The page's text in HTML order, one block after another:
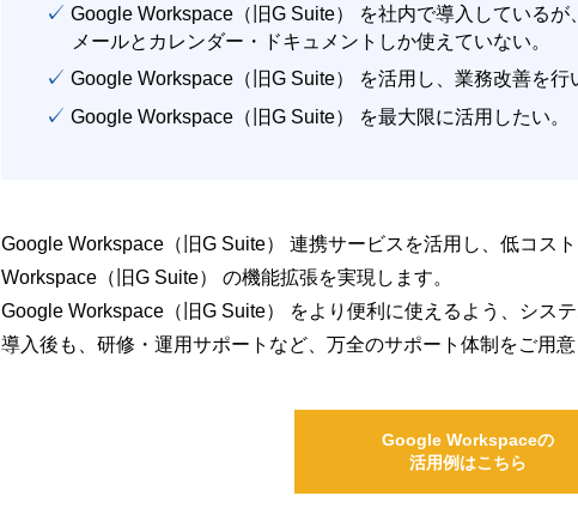
✓ Google Workspace（旧G Suite） を社内で導入しているが、
メールとカレンダー・ドキュメントしか使えていない。
✓ Google Workspace（旧G Suite） を活用し、業務改善を行
✓ Google Workspace（旧G Suite） を最大限に活用したい。
Google Workspace（旧G Suite） 連携サービスを活用し、低コス
Workspace（旧G Suite） の機能拡張を実現します。
Google Workspace（旧G Suite） をより便利に使えるよう、シス
導入後も、研修・運用サポートなど、万全のサポート体制をご用意
Google Workspaceの
活用例はこちら